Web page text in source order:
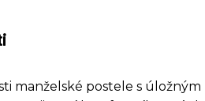
manželské postele s úložným